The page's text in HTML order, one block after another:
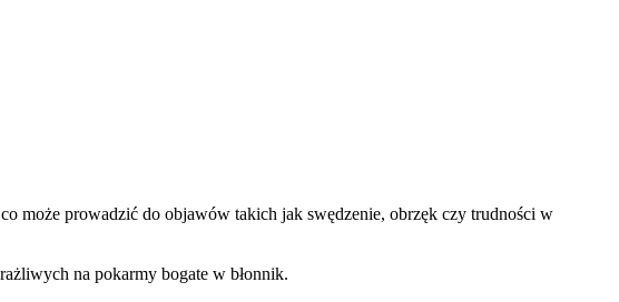
może prowadzić do objawów takich jak swędzenie, obrzęk czy trudności w
na pokarmy bogate w błonnik.